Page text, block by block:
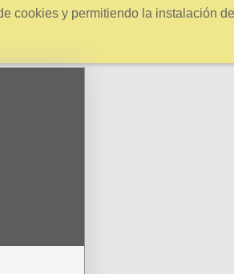
cookies y permitiendo la instalación de